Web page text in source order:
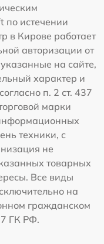
по истечении
в Кирове работает
авторизации от
на сайте,
характер и
п. 2 ст. 437
марки
техники, с
не
товарных
Все виды
на
гражданском
ГК РФ.